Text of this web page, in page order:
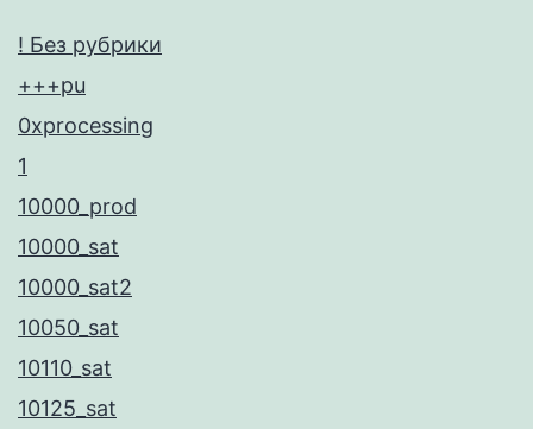
! Без рубрики
+++pu
0xprocessing
1
10000_prod
10000_sat
10000_sat2
10050_sat
10110_sat
10125_sat